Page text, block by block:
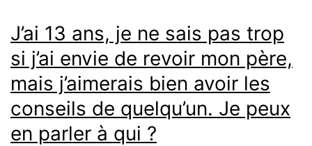
J’ai 13 ans, je ne sais pas trop
si j’ai envie de revoir mon père,
mais j’aimerais bien avoir les
conseils de quelqu’un. Je peux
en parler à qui ?